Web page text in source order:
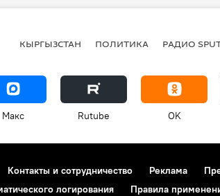
КЫРГЫЗСТАН ПОЛИТИКА РАДИО
Макс Rutube OK
Контакты и сотрудничество Реклама
логирования
Правила